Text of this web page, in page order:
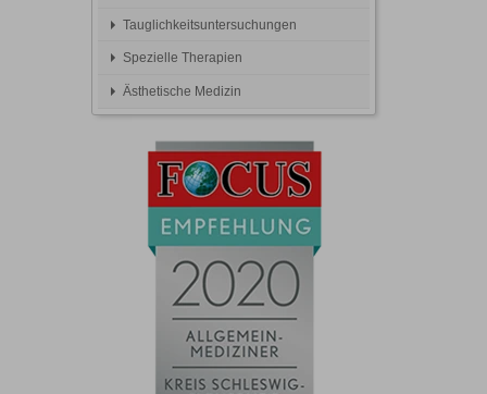
Tauglichkeitsuntersuchungen
Spezielle Therapien
Ästhetische Medizin